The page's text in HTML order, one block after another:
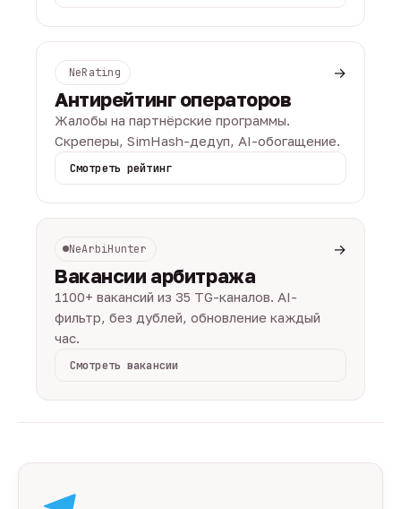
NeRating →
Антирейтинг операторов
Жалобы на партнёрские программы.
Скреперы, SimHash-дедуп, AI-обогащение.
Смотреть рейтинг
NeArbiHunter →
Вакансии арбитража
1100+ вакансий из 35 TG-каналов. AI-
фильтр, без дублей, обновление каждый
час.
Смотреть вакансии